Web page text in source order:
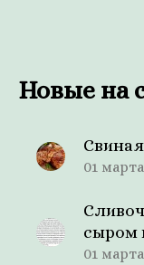
Новые на
01
сыром
01